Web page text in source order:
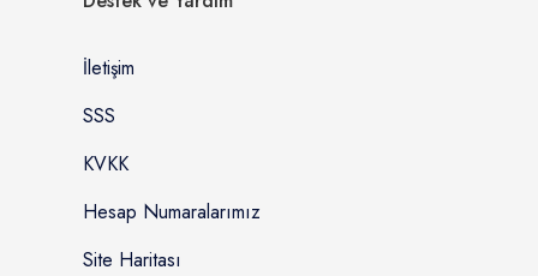
İletişim
SSS
KVKK
Hesap Numaralarımız
Site Haritası